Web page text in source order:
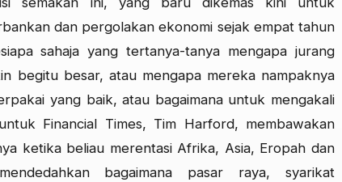
dan pergolakan ekonomi sejak empat tahun
sahaja yang tertanya-tanya mengapa jurang
begitu besar, atau mengapa mereka nampaknya
yang baik, atau bagaimana untuk mengakali
Financial Times, Tim Harford, membawakan
ketika beliau merentasi Afrika, Asia, Eropah dan
bagaimana pasar raya, syarikat